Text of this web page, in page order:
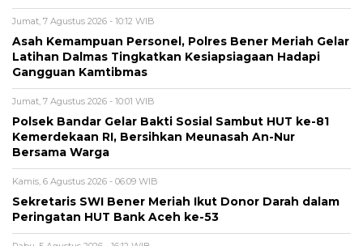
Jumat, 7 Agustus 2026 - 10:12 WIB
Asah Kemampuan Personel, Polres Bener Meriah Gelar
Latihan Dalmas Tingkatkan Kesiapsiagaan Hadapi
Gangguan Kamtibmas
Jumat, 7 Agustus 2026 - 10:01 WIB
Polsek Bandar Gelar Bakti Sosial Sambut HUT ke-81
Kemerdekaan RI, Bersihkan Meunasah An-Nur
Bersama Warga
Kamis, 6 Agustus 2026 - 06:09 WIB
Sekretaris SWI Bener Meriah Ikut Donor Darah dalam
Peringatan HUT Bank Aceh ke-53